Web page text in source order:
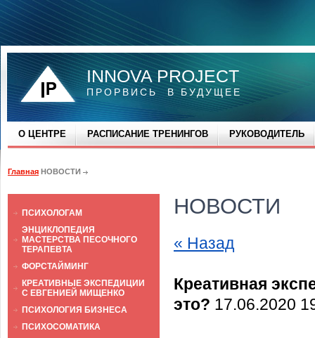
INNOVA PROJECT
ПРОРВИСЬ В БУДУЩЕЕ
О ЦЕНТРЕ РАСПИСАНИЕ ТРЕНИНГОВ РУКОВОДИТЕЛЬ
Главная НОВОСТИ
ПСИХОЛОГАМ
ЭНЦИКЛОПЕДИЯ
МАСТЕРСТВА ПЕСОЧНОГО
ТЕРАПЕВТА
ФОРСТАЙМИНГ
КРЕАТИВНЫЕ ЭКСПЕДИЦИИ
С ЕВГЕНИЕЙ МИЩЕНКО
ПСИХОЛОГИЯ БИЗНЕСА
ПСИХОСОМАТИКА
НОВОСТИ
« Назад
Креативная
это? 17.06.2020